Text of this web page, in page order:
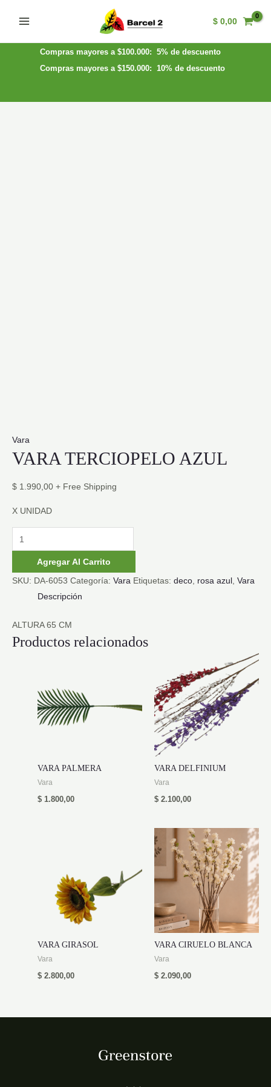
Menu
$ 0,00
Compras mayores a $100.000: 5% de descuento
Compras mayores a $150.000: 10% de descuento
Vara
VARA TERCIOPELO AZUL
$ 1.990,00 + Free Shipping
X UNIDAD
VARA
TERCIOPELO
cantidad
Agregar Al Carrito
SKU: DA-6053 Categoría: Vara Etiquetas: deco rosa azul Vara
Descripción
ALTURA 65 CM
Productos relacionados
VARA PALMERA
Vara
$ 1.800,00
VARA DELFINIUM
Vara
$ 2.100,00
VARA GIRASOL
Vara
$ 2.800,00
VARA CIRUELO BLANCA
Vara
$ 2.090,00